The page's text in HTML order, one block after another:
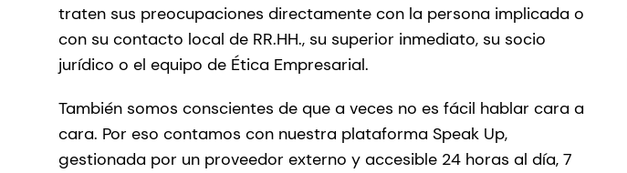
traten sus preocupaciones directamente con la persona implicada o
con su contacto local de RR.HH., su superior inmediato, su socio
jurídico o el equipo de Ética Empresarial.
También somos conscientes de que a veces no es fácil hablar cara a
cara. Por eso contamos con nuestra plataforma Speak Up,
gestionada por un proveedor externo y accesible 24 horas al día, 7